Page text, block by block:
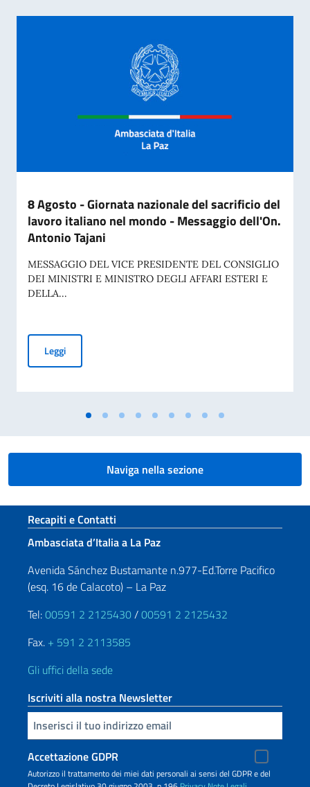
8 Agosto - Giornata nazionale del sacrificio del
lavoro italiano nel mondo - Messaggio dell'On.
Antonio Tajani
MESSAGGIO DEL VICE PRESIDENTE DEL CONSIGLIO
DEI MINISTRI E MINISTRO DEGLI AFFARI ESTERI E
DELLA...
Leggi8 Agosto - Giornata nazionale del sacrificio del lavoro
Naviga nella sezione
Sezione footer
Recapiti e Contatti
Ambasciata d’Italia a La Paz
Avenida Sánchez Bustamante n.977-Ed.Torre Pacifico
(esq. 16 de Calacoto) – La Paz
Tel:00591 2 2125430/00591 2 2125432
Fax. + 591 2 2113585
Gli uffici della sede
Iscriviti alla nostra Newsletter
Inserisci la tua email
Accettazione GDPR
Autorizzo il trattamento dei miei dati personali ai sensi del GDPR e del